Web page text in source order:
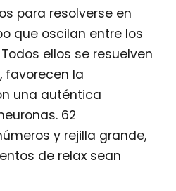
para resolverse en
que oscilan entre los
ellos se resuelven
favorecen la
una auténtica
62
y rejilla grande,
de relax sean